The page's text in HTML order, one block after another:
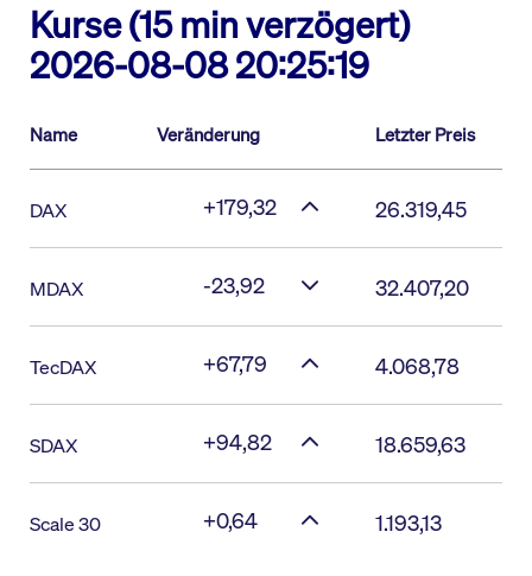
Kurse (15 min verzögert)
2026-08-08 20:25:19
Name Veränderung Letzter Preis
DAX +179,32 26.319,45
MDAX -23,92 32.407,20
TecDAX +67,79 4.068,78
SDAX +94,82 18.659,63
Scale 30 +0,64 1.193,13